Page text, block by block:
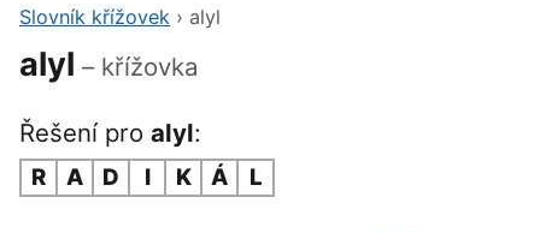
Slovník křížovek › alyl
alyl – křížovka
Řešení pro alyl:
R A D I K Á L